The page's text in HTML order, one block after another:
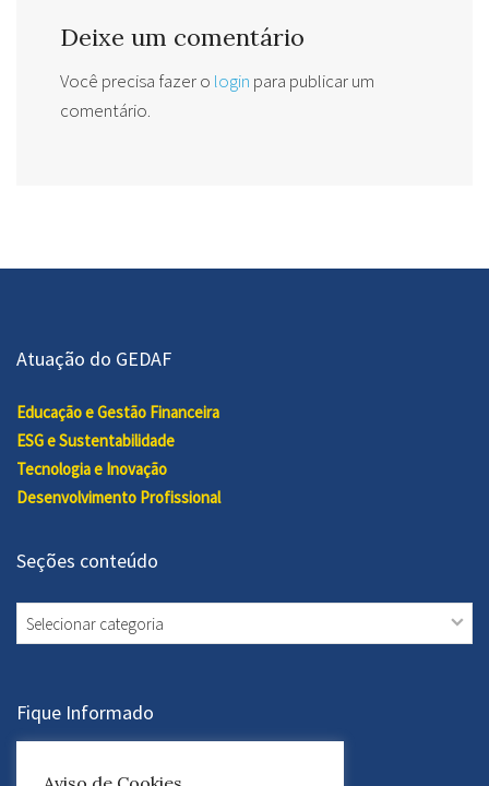
Deixe um comentário
Você precisa fazer o login para publicar um
comentário.
Atuação do GEDAF
Educação e Gestão Financeira
ESG e Sustentabilidade
Tecnologia e Inovação
Desenvolvimento Profissional
Seções conteúdo
Seções
conteúdo
Fique Informado